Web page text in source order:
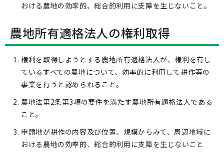
おける農地の効率的、総合的利用に支障を生じないこと。
農地所有適格法人の権利取得
権利を取得しようとする農地所有適格法人が、権利を有し
ているすべての農地について、効率的に利用して耕作等の
事業を行うと認められること。
農地法第2条第3項の要件を満たす農地所有適格法人である
こと。
申請地が耕作の内容及び位置、規模からみて、周辺地域に
おける農地の効率的、総合的利用に支障を生じないこと